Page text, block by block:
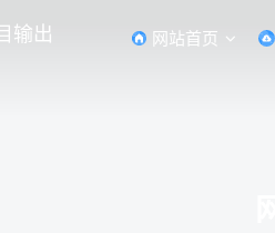
网站首页